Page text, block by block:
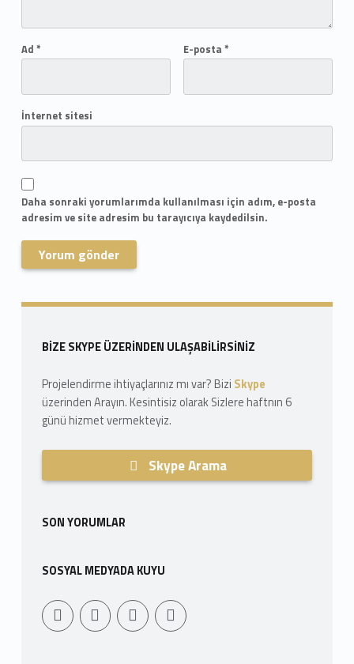
Ad * E-posta*
İnternet sitesi
Daha sonraki yorumlarımda kullanılması için adım, e-posta
adresim ve site adresim bu tarayıcıya kaydedilsin.
Sidebar
BIZE SKYPE ÜZERINDEN ULAŞABILIRSINIZ
Projelendirme ihtiyaçlarınız mı var? Bizi Skype
üzerinden Arayın. Kesintisiz olarak Sizlere haftnın 6
günü hizmet vermekteyiz.
Skype Arama
SON YORUMLAR
SOSYAL MEDYADA KUYU
WebMan on Facebook
YoutubeWebMan DesignSepet